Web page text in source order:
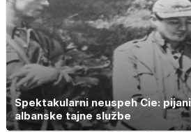
Spektakularni neuspeh Cie:
albanske tajne službe